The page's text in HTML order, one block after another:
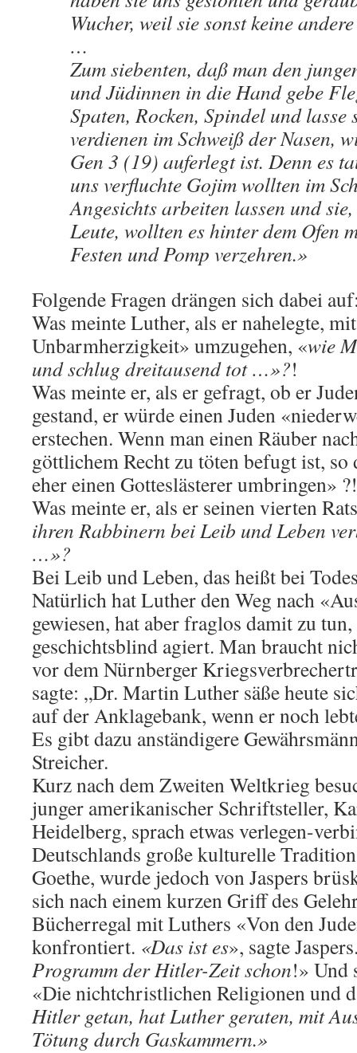
Wucher, weil sie sonst keine
…
Zum siebenten, daß man den
und Jüdinnen in die Hand gebe
Spaten, Rocken, Spindel und
verdienen im Schweiß der Nasen,
Gen 3 (19) auferlegt ist. Denn es
uns verfluchte Gojim wollten im
Angesichts arbeiten lassen und
Leute, wollten es hinter dem Ofen
Festen und Pomp verzehren.»
Folgende Fragen drängen sich dabei
Was meinte Luther, als er nahelegte,
Unbarmherzigkeit» umzugehen, «wie
und schlug dreitausend tot …»?!
Was meinte er, als er gefragt, ob er
gestand, er würde einen Juden
erstechen. Wenn man einen Räuber
göttlichem Recht zu töten befugt ist,
eher einen Gotteslästerer umbringen» ?!
Was meinte er, als er seinen vierten
ihren Rabbinern bei Leib und Leben
…»?
Bei Leib und Leben, das heißt bei
Natürlich hat Luther den Weg nach
gewiesen, hat aber fraglos damit zu
geschichtsblind agiert. Man braucht
vor dem Nürnberger
sagte: „Dr. Martin Luther säße heute
auf der Anklagebank, wenn er noch
Es gibt dazu anständigere
Streicher.
Kurz nach dem Zweiten Weltkrieg
junger amerikanischer Schriftsteller,
Heidelberg, sprach etwas verlegen-
Deutschlands große kulturelle
Goethe, wurde jedoch von Jaspers
sich nach einem kurzen Griff des
Bücherregal mit Luthers «Von den
konfrontiert. «Das ist es», sagte
Programm der Hitler-Zeit schon!» Und
«Die nichtchristlichen Religionen und
Hitler getan, hat Luther geraten, mit
Tötung durch Gaskammern.»